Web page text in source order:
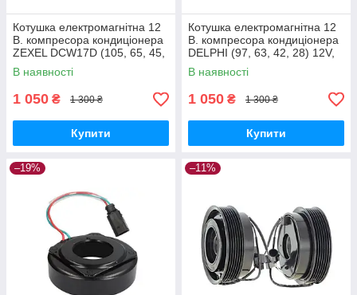
Котушка електромагнітна 12
В. компресора кондиціонера
ZEXEL DCW17D (105, 65, 45,
30) 12V, AUDI KTT030096
В наявності
1 050 ₴ 1 300 ₴
Купити
Котушка електромагнітна 12
В. компресора кондиціонера
DELPHI (97, 63, 42, 28) 12V,
RENAULT 253704
В наявності
1 050 ₴ 1 300 ₴
Купити
–19% –11%